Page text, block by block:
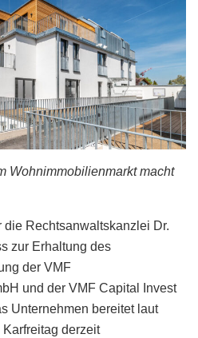
Wohnimmobilienmarkt macht
die Rechtsanwaltskanzlei Dr.
zur Erhaltung des
der VMF
und der VMF Capital Invest
Unternehmen bereitet laut
derzeit